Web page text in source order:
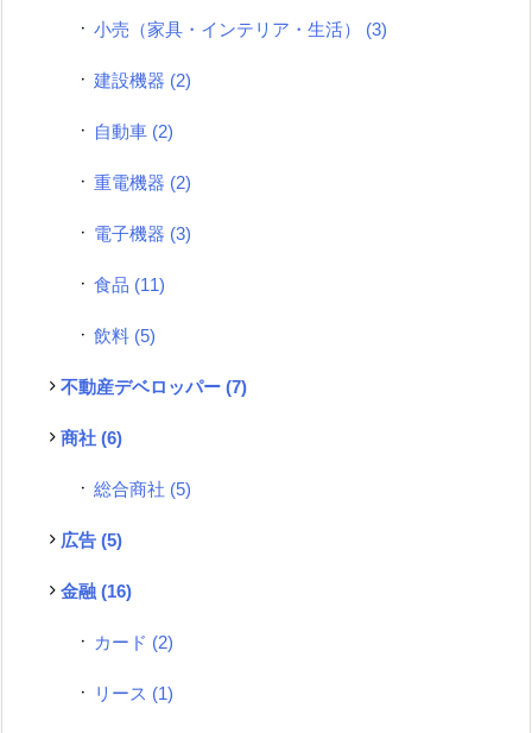
小売（家具・インテリア・生活） (3)
建設機器 (2)
自動車 (2)
重電機器 (2)
電子機器 (3)
食品 (11)
飲料 (5)
不動産デベロッパー (7)
商社 (6)
総合商社 (5)
広告 (5)
金融 (16)
カード (2)
リース (1)